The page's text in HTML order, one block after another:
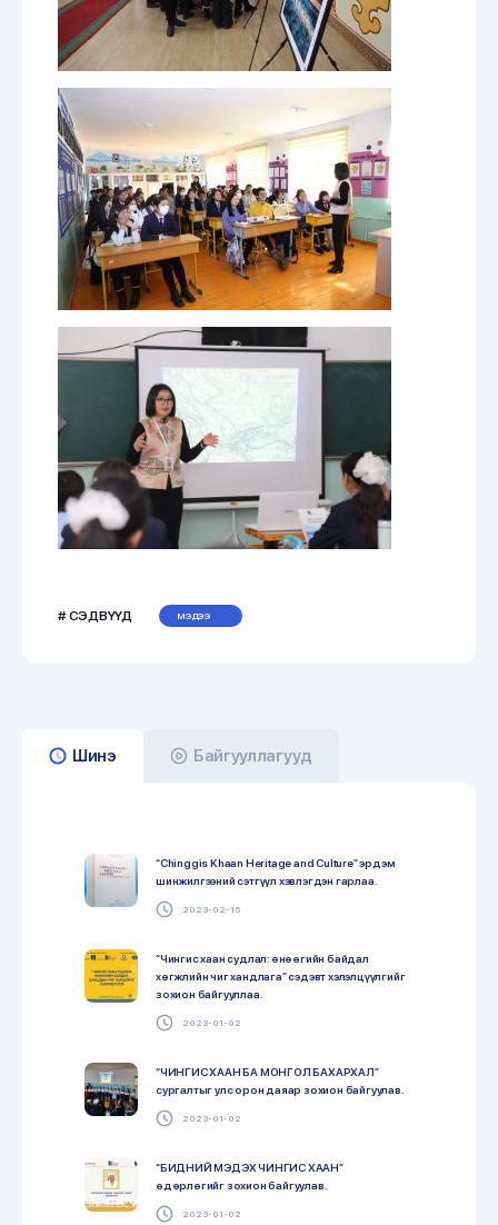
# СЭДВҮҮД МЭДЭЭ
Шинэ Байгууллагууд
“Chinggis Khaan Heritage and Culture” эрдэм
шинжилгээний сэтгүүл хэвлэгдэн гарлаа.
2023-02-15
“Чингис хаан судлал: өнөөгийн байдал
хөгжлийн чиг хандлага” cэдэвт хэлэлцүүлгийг
зохион байгууллаа.
2023-01-02
“ЧИНГИС ХААН БА МОНГОЛ БАХАРХАЛ”
сургалтыг улс орон даяар зохион байгуулав.
2023-01-02
“БИДНИЙ МЭДЭХ ЧИНГИС ХААН”
өдөрлөгийг зохион байгуулав.
2023-01-02